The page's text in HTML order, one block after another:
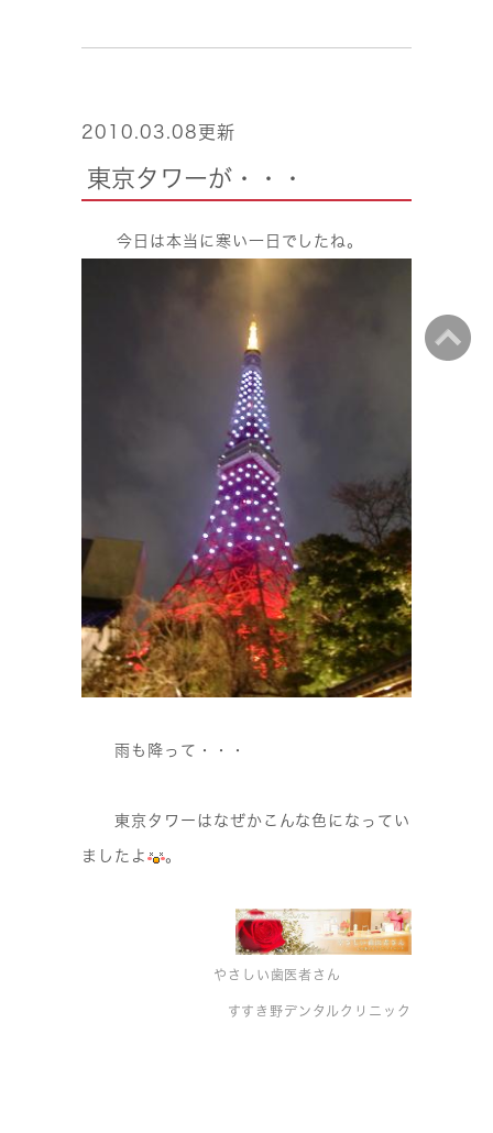
2010.03.08更新
東京タワーが・・・
今日は本当に寒い一日でしたね。
雨も降って・・・
東京タワーはなぜかこんな色になってい
ましたよ 。
やさしい歯医者さん
すすき野デンタルクリニック